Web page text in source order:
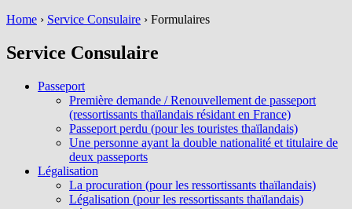
Home › Service Consulaire › Formulaires
Service Consulaire
Passeport
Première demande / Renouvellement de passeport
(ressortissants thaïlandais résidant en France)
Passeport perdu (pour les touristes thaïlandais)
Une personne ayant la double nationalité et titulaire de
deux passeports
Légalisation
La procuration (pour les ressortissants thaïlandais)
Légalisation (pour les ressortissants thaïlandais)